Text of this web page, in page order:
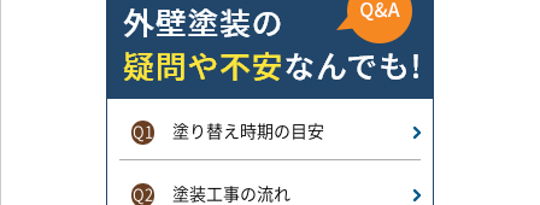
Q1 塗り替え時期の目安
Q2 塗装工事の流れ